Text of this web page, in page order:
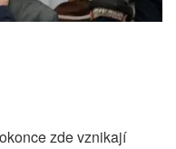
zde vznikají